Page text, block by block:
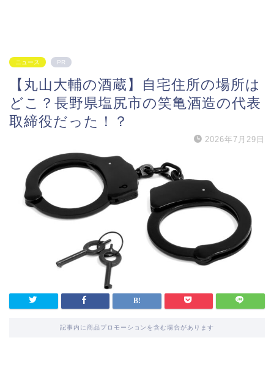
ニュース PR
【丸山大輔の酒蔵】自宅住所の場所は
どこ？長野県塩尻市の笑亀酒造の代表
取締役だった！？
2026年7月29日
記事内に商品プロモーションを含む場合があります